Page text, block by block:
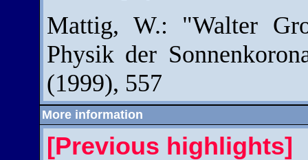
Mattig, W.: "Walter
Physik der
(1999), 557
More information
[Previous highlights]